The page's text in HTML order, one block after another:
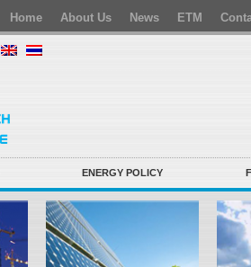
Home About Us News ETM
ENERGY POLICY